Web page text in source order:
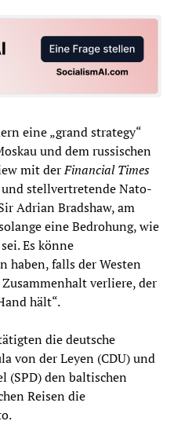
eine „grand strategy“
und dem russischen
mit derFinancial Times
stellvertretende Nato-
Adrian Bradshaw, am
eine Bedrohung, wie
Es könne
haben, falls der Westen
verliere, der
hält“.
die deutsche
von der Leyen (CDU) und
(SPD) den baltischen
Reisen die